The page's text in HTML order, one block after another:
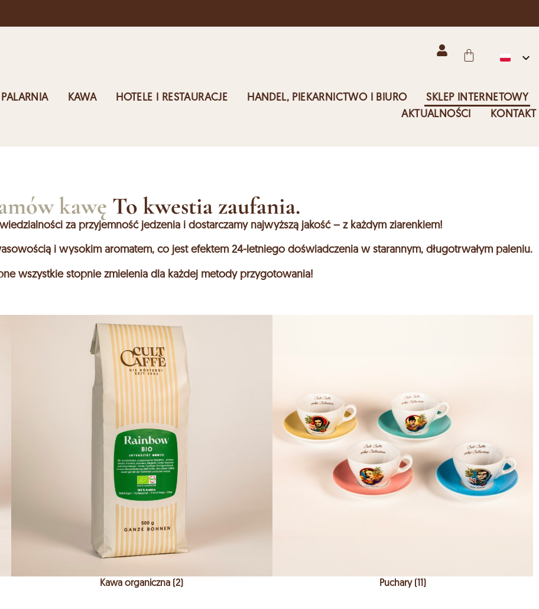
PALARNIA KAWA HOTELE I RESTAURACJE HANDEL, PIEKARNICTWO I BIURO
SKLEP INTERNETOWY
AKTUALNOŚCI
KONTAKT
kawę To kwestia zaufania.
za przyjemność jedzenia i dostarczamy najwyższą jakość – z każdym ziarenkiem!
i wysokim aromatem, co jest efektem 24-letniego doświadczenia w starannym, długotrwałym paleniu.
wszystkie stopnie zmielenia dla każdej metody przygotowania!
Kawa organiczna (2) Puchary (11)